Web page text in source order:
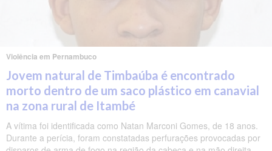
Violência em Pernambuco
Jovem natural de Timbaúba é encontrado
morto dentro de um saco plástico em canavial
na zona rural de Itambé
A vítima foi identificada como Natan Marconi Gomes, de 18 anos.
Durante a perícia, foram constatadas perfurações provocadas por